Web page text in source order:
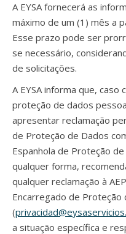
A EYSA fornecerá as
máximo de um (1) mês a
Esse prazo pode ser
se necessário,
de solicitações.
A EYSA informa que,
proteção de dados
apresentar reclamação
de Proteção de Dados
Espanhola de Proteção
qualquer forma,
qualquer reclamação à
Encarregado de Proteção
(
a situação específica e